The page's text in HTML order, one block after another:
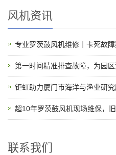
风机资讯
专业罗茨鼓风机维修｜卡死故
第一时间精准排查故障，为园区
钜虹助力厦门市海洋与渔业研
超10年罗茨鼓风机现场维保，
联系我们